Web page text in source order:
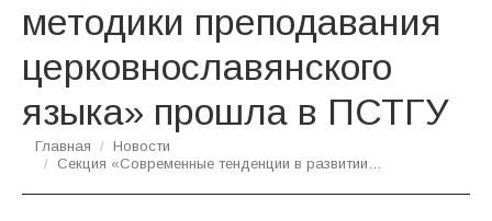
методики преподавания
церковнославянского
языка» прошла в ПСТГУ
Вы здесь:
Главная
Новости
Секция «Современные тенденции в развитии…